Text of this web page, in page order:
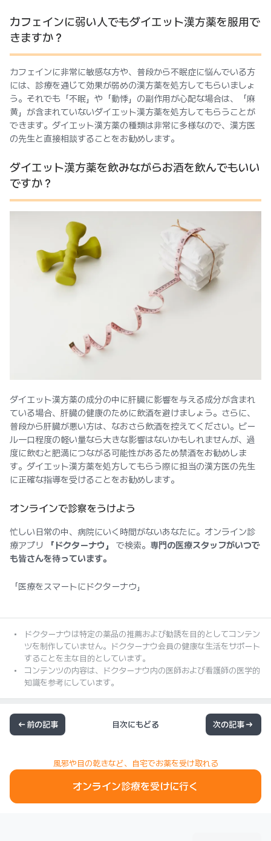
カフェインに弱い人でもダイエット漢方薬を服用で
きますか？
カフェインに非常に敏感な方や、普段から不眠症に悩んでいる方
には、診療を通じて効果が弱めの漢方薬を処方してもらいましょ
う。それでも「不眠」や「動悸」の副作用が心配な場合は、「麻
黄」が含まれていないダイエット漢方薬を処方してもらうことが
できます。ダイエット漢方薬の種類は非常に多様なので、漢方医
の先生と直接相談することをお勧めします。
ダイエット漢方薬を飲みながらお酒を飲んでもいい
ですか？
ダイエット漢方薬の成分の中に肝臓に影響を与える成分が含まれ
ている場合、肝臓の健康のために飲酒を避けましょう。さらに、
普段から肝臓が悪い方は、なおさら飲酒を控えてください。ビー
ル一口程度の軽い量なら大きな影響はないかもしれませんが、過
度に飲むと肥満につながる可能性があるため禁酒をお勧めしま
す。ダイエット漢方薬を処方してもらう際に担当の漢方医の先生
に正確な指導を受けることをお勧めします。
オンラインで診察をうけよう
忙しい日常の中、病院にいく時間がないあなたに。オンライン診
療アプリ
「ドクターナウ」 で検索。 専門の医療スタッフがいつで
も皆さんを待っています。
「医療をスマートにドクターナウ」
ドクターナウは特定の薬品の推薦および勧誘を目的としてコンテン
ツを制作していません。ドクターナウ会員の健康な生活をサポート
することを主な目的としています。
コンテンツの内容は、ドクターナウ内の医師および看護師の医学的
知識を参考にしています。
前の記事 目次にもどる 次の記事
風邪や目の乾きなど、自宅でお薬を受け取れる
オンライン診療を受けに行く